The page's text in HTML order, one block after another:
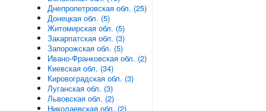
Днепропетровская обл. (25)
Донецкая обл. (5)
Житомирская обл. (5)
Закарпатская обл. (3)
Запорожская обл. (5)
Ивано-Франковская обл. (2)
Киевская обл. (34)
Кировоградская обл. (3)
Луганская обл. (3)
Львовская обл. (2)
Николаевская обл. (2)